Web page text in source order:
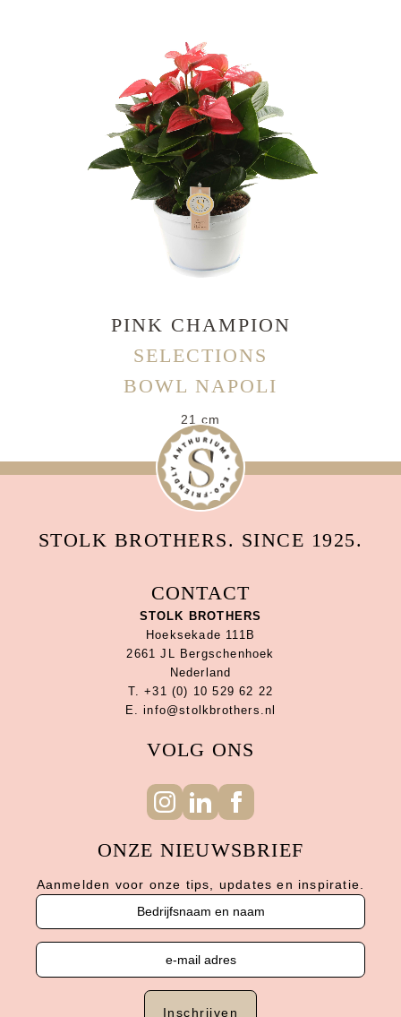
PINK CHAMPION
SELECTIONS
BOWL NAPOLI
21 cm
STOLK BROTHERS. SINCE 1925.
CONTACT
STOLK BROTHERS
Hoeksekade 111B
2661 JL Bergschenhoek
Nederland
T. +31 (0) 10 529 62 22
E. info@stolkbrothers.nl
VOLG ONS
ONZE NIEUWSBRIEF
Aanmelden voor onze tips, updates en inspiratie.